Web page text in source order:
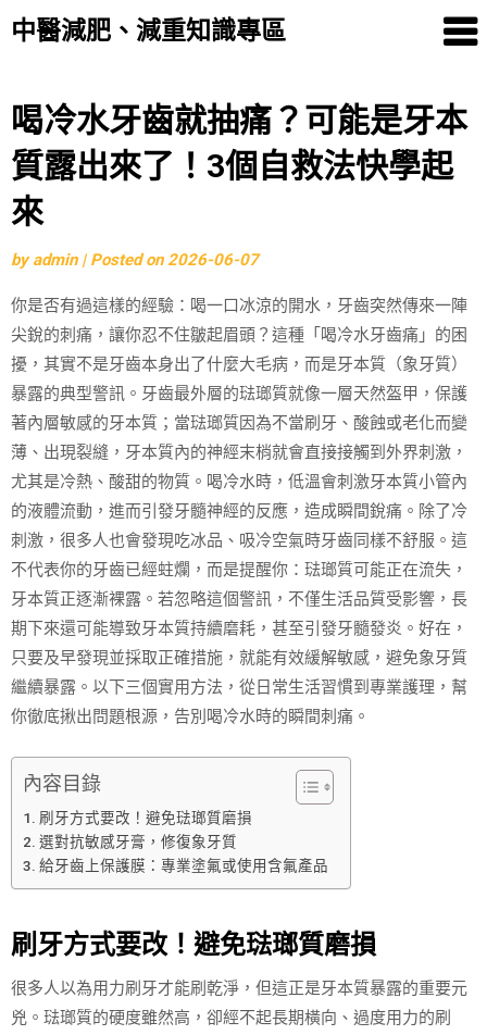
中醫減肥、減重知識專區
Skip
content
喝冷水牙齒就抽痛？可能是牙本
質露出來了！3個自救法快學起
來
byadmin | Posted on2026-06-07
你是否有過這樣的經驗：喝一口冰涼的開水，牙齒突然傳來一陣
尖銳的刺痛，讓你忍不住皺起眉頭？這種「喝冷水牙齒痛」的困
擾，其實不是牙齒本身出了什麼大毛病，而是牙本質（象牙質）
暴露的典型警訊。牙齒最外層的琺瑯質就像一層天然盔甲，保護
著內層敏感的牙本質；當琺瑯質因為不當刷牙、酸蝕或老化而變
薄、出現裂縫，牙本質內的神經末梢就會直接接觸到外界刺激，
尤其是冷熱、酸甜的物質。喝冷水時，低溫會刺激牙本質小管內
的液體流動，進而引發牙髓神經的反應，造成瞬間銳痛。除了冷
刺激，很多人也會發現吃冰品、吸冷空氣時牙齒同樣不舒服。這
不代表你的牙齒已經蛀爛，而是提醒你：琺瑯質可能正在流失，
牙本質正逐漸裸露。若忽略這個警訊，不僅生活品質受影響，長
期下來還可能導致牙本質持續磨耗，甚至引發牙髓發炎。好在，
只要及早發現並採取正確措施，就能有效緩解敏感，避免象牙質
繼續暴露。以下三個實用方法，從日常生活習慣到專業護理，幫
你徹底揪出問題根源，告別喝冷水時的瞬間刺痛。
內容目錄
刷牙方式要改！避免琺瑯質磨損
選對抗敏感牙膏，修復象牙質
給牙齒上保護膜：專業塗氟或使用含氟產品
刷牙方式要改！避免琺瑯質磨損
很多人以為用力刷牙才能刷乾淨，但這正是牙本質暴露的重要元
兇。琺瑯質的硬度雖然高，卻經不起長期橫向、過度用力的刷